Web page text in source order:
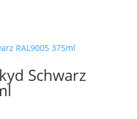
Schwarz